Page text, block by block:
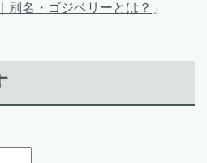
別名・ゴジベリーとは？ 」